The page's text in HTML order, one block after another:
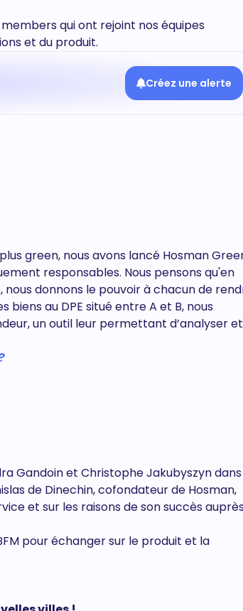
qui ont rejoint nos équipes
et du produit.
Créez une alerte
green, nous avons lancé Hosman
responsables. Nous pensons qu'en
donnons le pouvoir à chacun de
au DPE situé entre A et B, nous
un outil leur permettant d’analyser et
Gandoin et Christophe Jakubyszyn dans
de Dinechin, cofondateur de Hosman,
et sur les raisons de son succès
pour échanger sur le produit et la